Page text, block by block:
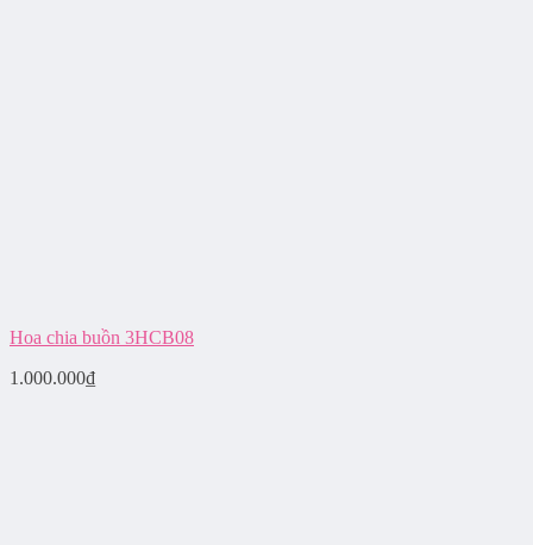
Hoa chia buồn 3HCB08
1.000.000₫